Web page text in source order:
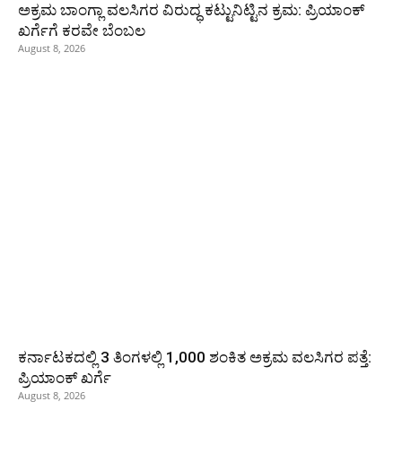
ಅಕ್ರಮ ಬಾಂಗ್ಲಾ ವಲಸಿಗರ ವಿರುದ್ಧ ಕಟ್ಟುನಿಟ್ಟಿನ ಕ್ರಮ: ಪ್ರಿಯಾಂಕ್
ಖರ್ಗೆಗೆ ಕರವೇ ಬೆಂಬಲ
August 8, 2026
ಕರ್ನಾಟಕದಲ್ಲಿ 3 ತಿಂಗಳಲ್ಲಿ 1,000 ಶಂಕಿತ ಅಕ್ರಮ ವಲಸಿಗರ ಪತ್ತೆ:
ಪ್ರಿಯಾಂಕ್‌ ಖರ್ಗೆ
August 8, 2026